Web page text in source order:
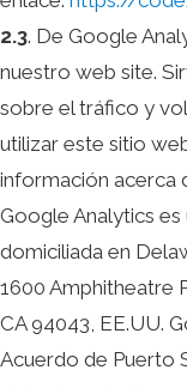
2.3. De Google
nuestro web site.
sobre el tráfico y
utilizar este sitio
información acerca
Google Analytics
domiciliada en
1600 Amphitheatre
CA 94043, EE.UU.
Acuerdo de Puerto